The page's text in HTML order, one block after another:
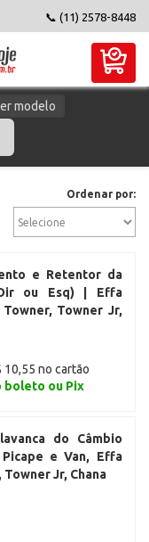
📞 (11) 2578-8448
modelo
Ordenar por:
e Retentor da
ou Esq) | Effa
Towner, Towner Jr,
10,55 no cartão
boleto ou Pix
do Câmbio
e Van, Effa
Jr, Chana